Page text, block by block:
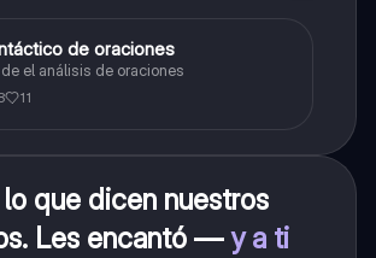
de oraciones
el análisis de oraciones
11
lo que dicen nuestros
Les encantó —y a ti